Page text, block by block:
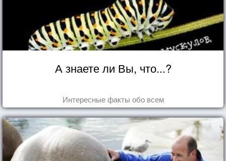
А знаете ли Вы, что...?
Интересные факты обо всем